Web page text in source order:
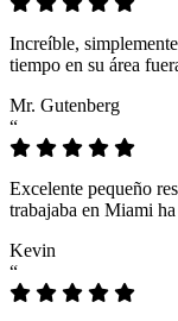
Increíble,
tiempo en su área
Mr. Gutenberg
“
Excelente pequeño
trabajaba en Miami
Kevin
“